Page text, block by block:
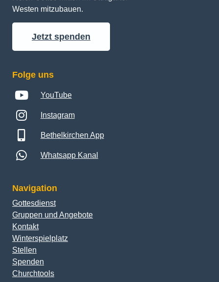
Westen mitzubauen.
Jetzt spenden
Folge uns
YouTube
Instagram
Bethelkirchen App
Whatsapp Kanal
Navigation
Gottesdienst
Gruppen und Angebote
Kontakt
Winterspielplatz
Stellen
Spenden
Churchtools